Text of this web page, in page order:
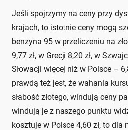
Jeśli spojrzymy na ceny przy
krajach, to istotnie ceny mogą
benzyna 95 w przeliczeniu na
9,77 zł, w Grecji 8,20 zł, w
Słowacji więcej niż w Polsce –
prawdą też jest, że wahania
słabość złotego, windują ceny
windują je z naszego punktu
kosztuje w Polsce 4,60 zł, to dla